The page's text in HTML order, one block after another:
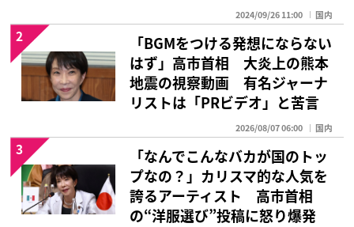
2024/09/26 11:00 国内
「BGMをつける発想にならない
はず」高市首相 大炎上の熊本
地震の視察動画 有名ジャーナ
リストは「PRビデオ」と苦言
2026/08/07 06:00 国内
2
「なんでこんなバカが国のトッ
プなの？」カリスマ的な人気を
誇るアーティスト 高市首相
の“洋服選び”投稿に怒り爆発
3